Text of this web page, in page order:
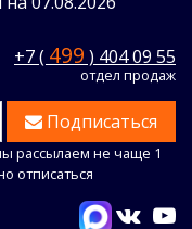
+7 ( 499 ) 404 09 55
отдел продаж
Подписаться
рассылаем не чаще 1
отписаться